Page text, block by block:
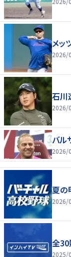
メッ
2026/
石川
2026/
バル
2026/
夏の
2026/
全30
2025/